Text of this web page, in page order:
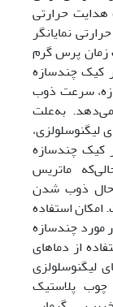
حرارتی
نمایانگر
انتقال گرما است [4]. مدت زمان پرس گرم
کیک چندسازه
سرعت ذوب
می‌دهد. به‌علت
لیگنوسلولزی،
کیک چندسازه
ماتریس
حال ذوب شدن
استفاده
مورد چندسازه
از دماهای
لیگنوسلولزی
پلاستیک